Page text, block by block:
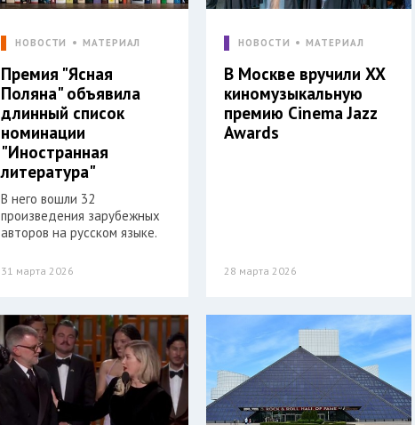
НОВОСТИ МАТЕРИАЛ
Премия "Ясная
Поляна" объявила
длинный список
номинации
"Иностранная
литература"
В него вошли 32
произведения зарубежных
авторов на русском языке.
31 марта 2026
НОВОСТИ МАТЕРИАЛ
В Москве вручили XX
киномузыкальную
премию Cinema Jazz
Awards
28 марта 2026